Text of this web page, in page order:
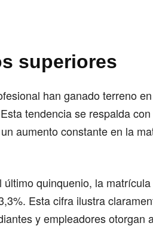
superiores
han ganado terreno
tendencia se respalda
aumento constante en la
quinquenio, la
Esta cifra ilustra
y empleadores otorgan